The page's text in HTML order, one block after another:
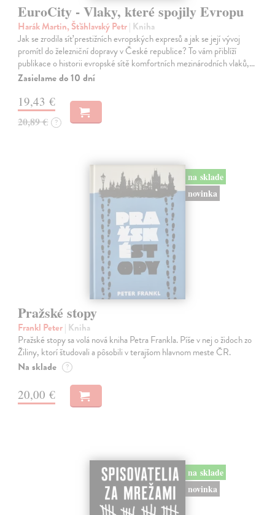
EuroCity - Vlaky, které spojily Evropu
Harák Martin, Šťáhlavský Petr| Kniha
Jak se zrodila síť prestižních evropských expresů a jak se její vývoj
promítl do železniční dopravy v České republice? To vám přiblíží
publikace o historii evropské sítě komfortních mezinárodních vlaků,…
Zasielame do 10 dní
19,43 €
20,89 € ?
na sklade
novinka
Pražské stopy
Frankl Peter| Kniha
Pražské stopy sa volá nová kniha Petra Frankla. Píše v nej o židoch zo
Žiliny, ktorí študovali a pôsobili v terajšom hlavnom meste ČR.
Na sklade ?
20,00 €
na sklade
novinka